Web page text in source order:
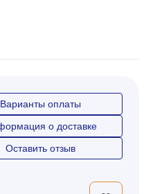
Варианты оплаты
о доставке
Оставить отзыв